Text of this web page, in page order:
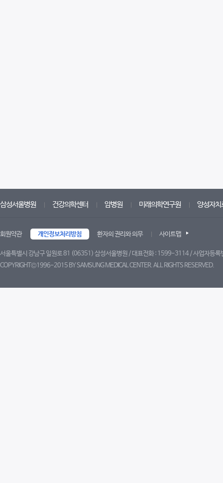
삼성서울병원 건강의학센터 암병원 미래의학연구원 양성자치
회원약관 개인정보처리방침 환자의 권리와 의무 사이트맵
서울특별시 강남구 일원로 81 (06351) 삼성서울병원 / 대표전화 : 1599-3114 / 사업자등
COPYRIGHT©1996-2015 BY SAMSUNG MEDICAL CENTER. ALL RIGHTS RESERVED.